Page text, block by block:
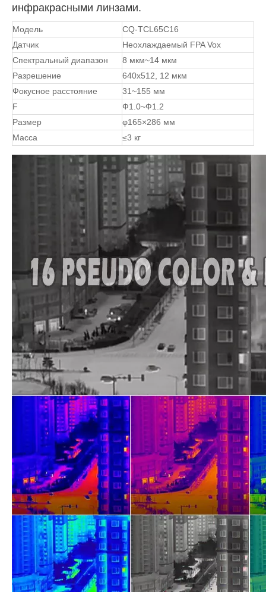
инфракрасными линзами.
Модель
CQ-TCL65C16
Датчик
Неохлаждаемый FPA Vox
Спектральный диапазон
8 мкм~14 мкм
Разрешение
640x512, 12 мкм
Фокусное расстояние
31~155 мм
F
Ф1.0~Ф1.2
Размер
φ165×286 мм
Масса
≤3 кг